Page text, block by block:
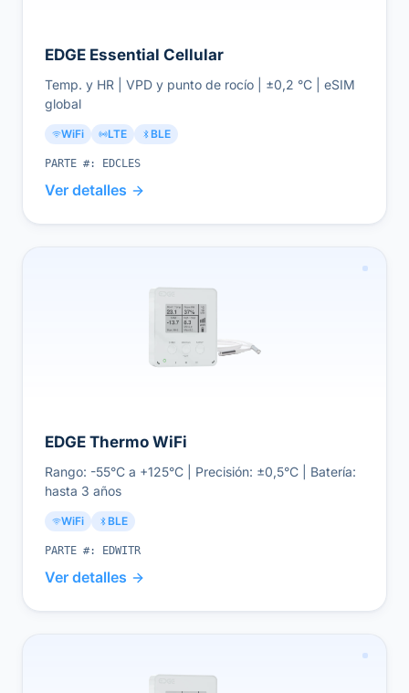
EDGE Essential Cellular
Temp. y HR | VPD y punto de rocío | ±0,2 °C | eSIM
global
WiFi LTE BLE
PARTE #: EDCLES
Ver detalles
EDGE Thermo WiFi
Rango: -55°C a +125°C | Precisión: ±0,5°C | Batería:
hasta 3 años
WiFi BLE
PARTE #: EDWITR
Ver detalles